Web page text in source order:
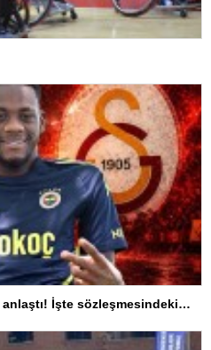
Jhon Duran, Galatasaray ile anlaştı! İşte sözleşmesindeki özel madde